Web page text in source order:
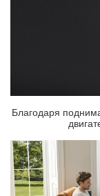
Благодаря